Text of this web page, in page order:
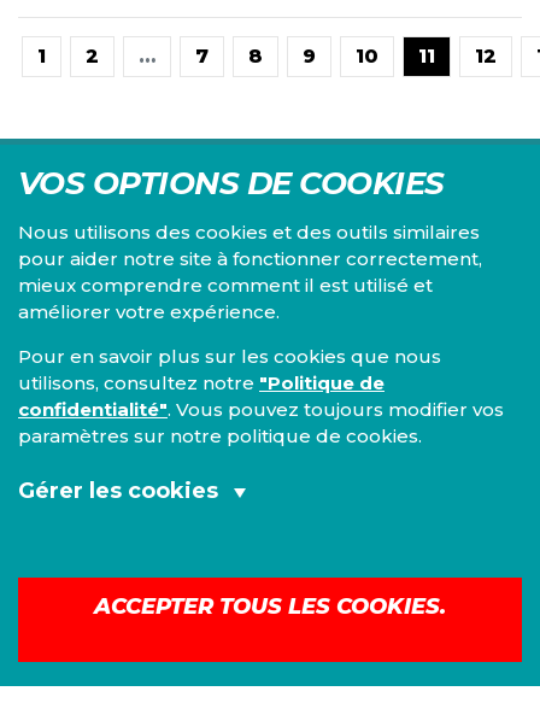
1 2 … 7 8 9 10 11 12
VOS OPTIONS DE COOKIES
Nous utilisons des cookies et des outils similaires
pour aider notre site à fonctionner correctement,
mieux comprendre comment il est utilisé et
améliorer votre expérience.
Pour en savoir plus sur les cookies que nous
utilisons, consultez notre "Politique de
confidentialité". Vous pouvez toujours modifier vos
paramètres sur notre politique de cookies.
Gérer les cookies
ACCEPTER TOUS LES COOKIES.
Centre d'études du PS, l'Institut Emile Vandervelde se
consacre à la recherche sur toutes les questions d'ordre
économique, social, financier, administratif, politique,
Mentions légales |Confidentialité